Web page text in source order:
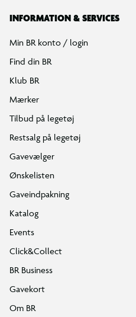
INFORMATION & SERVICES
Min BR konto / login
Find din BR
Klub BR
Mærker
Tilbud på legetøj
Restsalg på legetøj
Gavevælger
Ønskelisten
Gaveindpakning
Katalog
Events
Click&Collect
BR Business
Gavekort
Om BR